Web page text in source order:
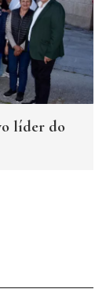
líder do